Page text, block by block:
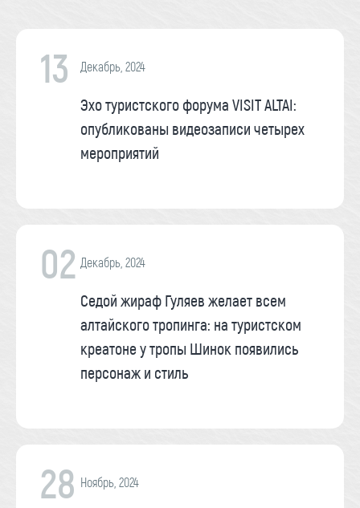
13 Декабрь, 2024
Эхо туристского форума VISIT ALTAI:
опубликованы видеозаписи четырех
мероприятий
02 Декабрь, 2024
Седой жираф Гуляев желает всем
алтайского тропинга: на туристском
креатоне у тропы Шинок появились
персонаж и стиль
28 Ноябрь, 2024